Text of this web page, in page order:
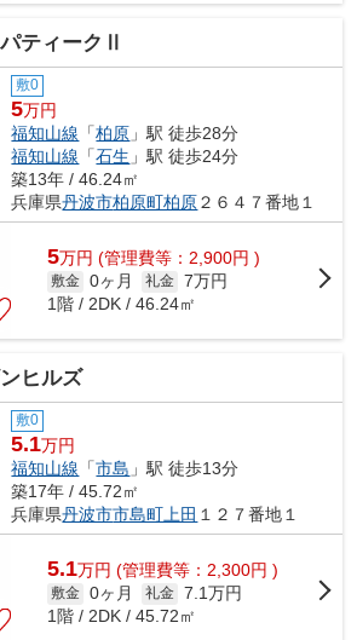
ティークⅡ
敷0
5万円
福知山線 「柏原 」駅 徒歩28分
福知山線 「石生 」駅 徒歩24分
築13年 / 46.24㎡
兵庫県丹波市柏原町柏原２６４７番地１
5万円 (管理費等：2,900円 )
敷金 0ヶ月 礼金 7万円
1階 / 2DK / 46.24㎡
ヒルズ
敷0
5.1万円
福知山線 「市島 」駅 徒歩13分
築17年 / 45.72㎡
兵庫県丹波市市島町上田 １２７番地１
5.1万円 (管理費等：2,300円 )
敷金 0ヶ月 礼金 7.1万円
1階 / 2DK / 45.72㎡